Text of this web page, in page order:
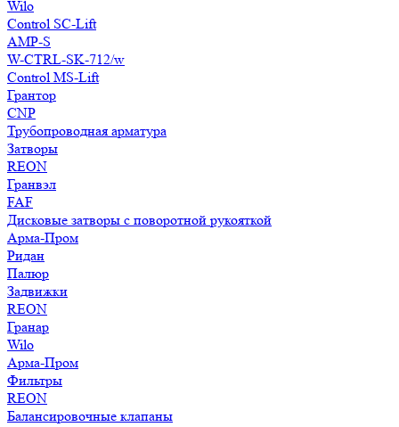
Wilo
Control SC-Lift
AMP-S
W-CTRL-SK-712/w
Control MS-Lift
Грантор
CNP
Трубопроводная арматура
Затворы
REON
Гранвэл
FAF
Дисковые затворы с поворотной рукояткой
Арма-Пром
Ридан
Палюр
Задвижки
REON
Гранар
Wilo
Арма-Пром
Фильтры
REON
Балансировочные клапаны